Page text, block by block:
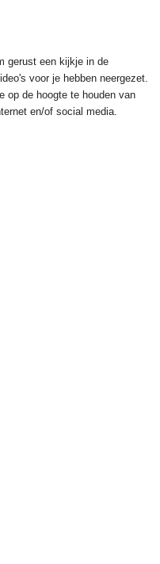
gerust een kijkje in de
voor je hebben neergezet.
op de hoogte te houden van
en/of social media.